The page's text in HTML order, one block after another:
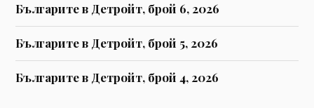
Българите в Детройт, брой 6, 2026
Българите в Детройт, брой 5, 2026
Българите в Детройт, брой 4, 2026